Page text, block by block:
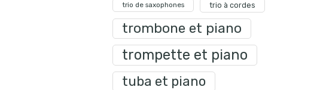
trio de saxophones trio à cordes
trombone et piano
trompette et piano
tuba et piano